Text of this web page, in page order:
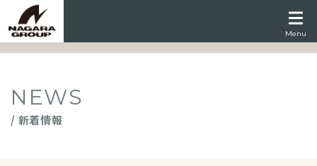
Menu
NEWS
/ 新着情報